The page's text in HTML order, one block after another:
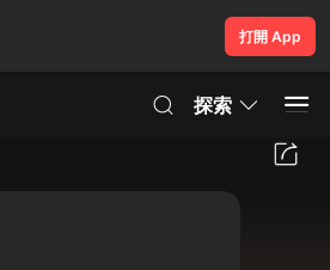
打開 App
探索